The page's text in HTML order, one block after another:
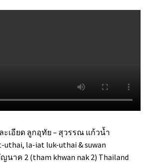
ะเอียด ลูกอุทัย – สุวรรณ แก้วน้ำ
uthai, la-iat luk-uthai & suwan
นาค 2 (tham khwan nak 2) Thailand